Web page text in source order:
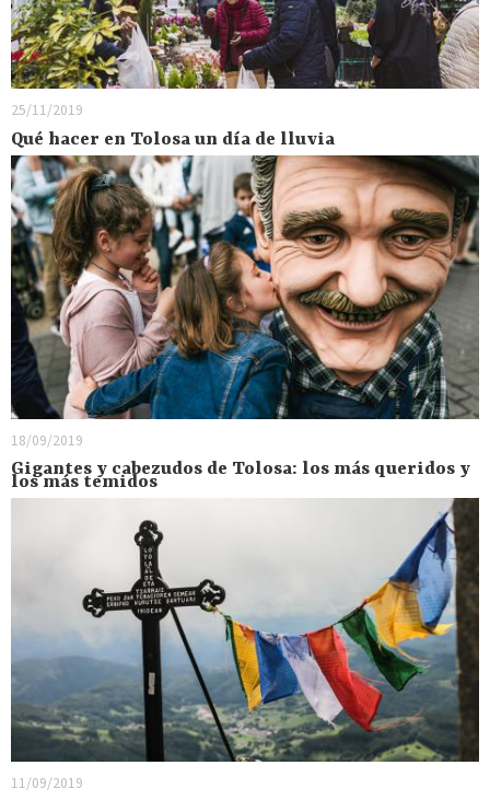
25/11/2019
Qué hacer en Tolosa un día de lluvia
18/09/2019
Gigantes y cabezudos de Tolosa: los más queridos y
los más temidos
11/09/2019